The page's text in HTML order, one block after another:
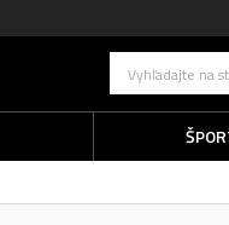
Vyhľadajte na